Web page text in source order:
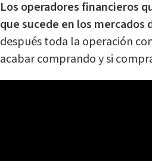
Los operadores financieros
que sucede en los mercados
después toda la operación
acabar comprando y si